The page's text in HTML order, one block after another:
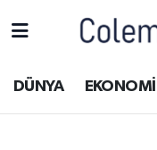
DÜNYA EKONOMİ
ASAYİŞ
Hakkâri Hava